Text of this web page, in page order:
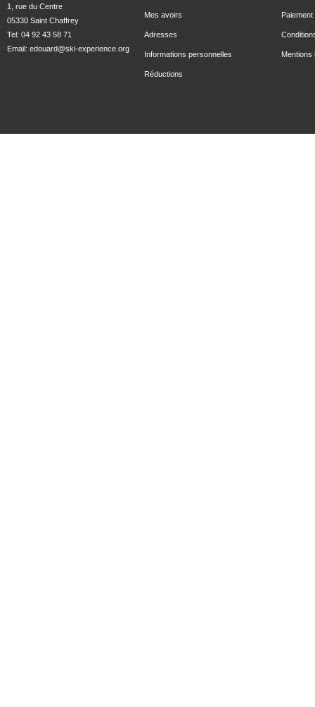
1, rue du Centre
05330 Saint Chaffrey
Tel: 04 92 43 58 71
Email: edouard@ski-experience.org
Mes avoirs
Adresses
Informations personnelles
Réductions
Mentions